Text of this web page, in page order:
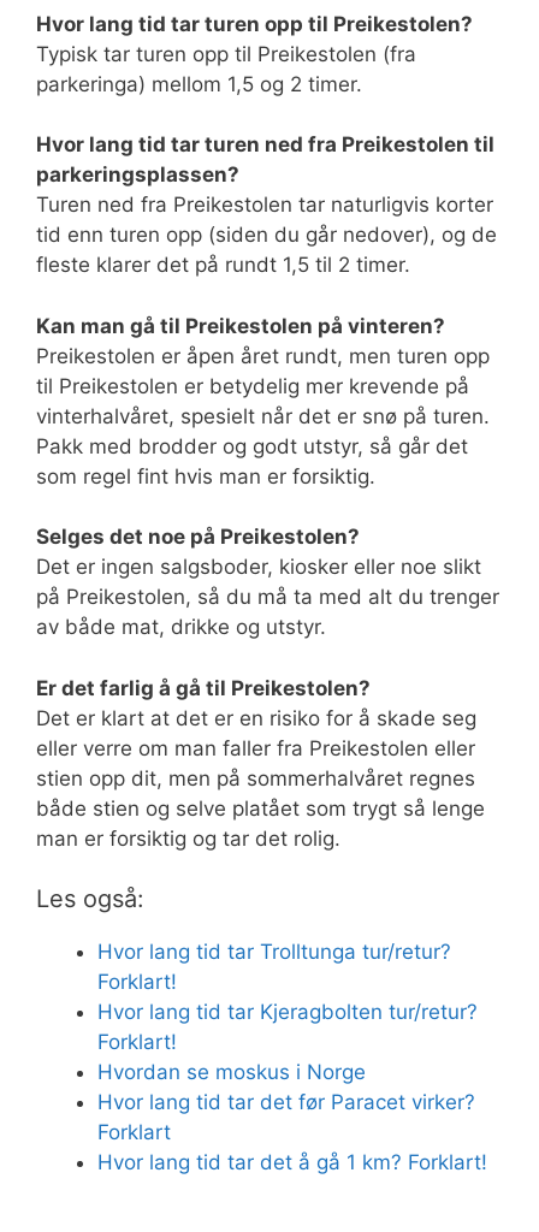
Hvor lang tid tar turen opp til Preikestolen?
Typisk tar turen opp til Preikestolen (fra
parkeringa) mellom 1,5 og 2 timer.
Hvor lang tid tar turen ned fra Preikestolen til
parkeringsplassen?
Turen ned fra Preikestolen tar naturligvis korter
tid enn turen opp (siden du går nedover), og de
fleste klarer det på rundt 1,5 til 2 timer.
Kan man gå til Preikestolen på vinteren?
Preikestolen er åpen året rundt, men turen opp
til Preikestolen er betydelig mer krevende på
vinterhalvåret, spesielt når det er snø på turen.
Pakk med brodder og godt utstyr, så går det
som regel fint hvis man er forsiktig.
Selges det noe på Preikestolen?
Det er ingen salgsboder, kiosker eller noe slikt
på Preikestolen, så du må ta med alt du trenger
av både mat, drikke og utstyr.
Er det farlig å gå til Preikestolen?
Det er klart at det er en risiko for å skade seg
eller verre om man faller fra Preikestolen eller
stien opp dit, men på sommerhalvåret regnes
både stien og selve platået som trygt så lenge
man er forsiktig og tar det rolig.
Les også:
Hvor lang tid tar Trolltunga tur/retur?
Forklart!
Hvor lang tid tar Kjeragbolten tur/retur?
Forklart!
Hvordan se moskus i Norge
Hvor lang tid tar det før Paracet virker?
Forklart
Hvor lang tid tar det å gå 1 km? Forklart!